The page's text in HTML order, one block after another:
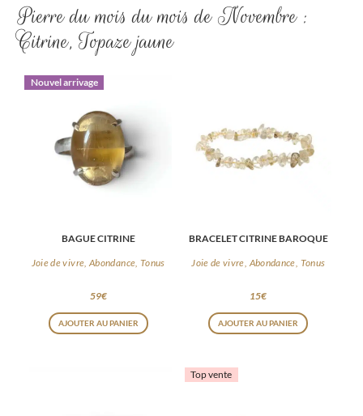
Pierre du mois du mois de Novembre :
Citrine, Topaze jaune
Nouvel arrivage
BAGUE CITRINE
Joie de vivre, Abondance, Tonus
59€
AJOUTER AU PANIER
BRACELET CITRINE BAROQUE
Joie de vivre, Abondance, Tonus
15€
AJOUTER AU PANIER
Top vente